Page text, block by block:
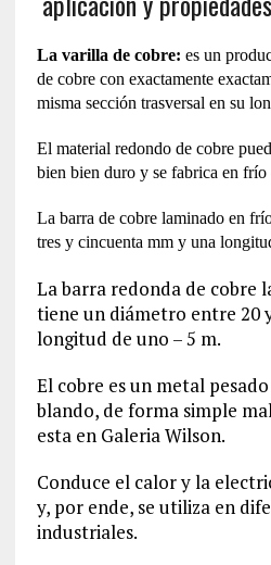
La varilla de cobre: es un
de cobre con exactamente
misma sección trasversal en su
El material redondo de cobre
bien bien duro y se fabrica en frío
La barra de cobre laminado en
tres y cincuenta mm y una
La barra redonda de cobre
tiene un diámetro entre 20
longitud de uno – 5 m.
El cobre es un metal
blando, de forma simple
esta en Galeria Wilson.
Conduce el calor y la
y, por ende, se utiliza en
industriales.